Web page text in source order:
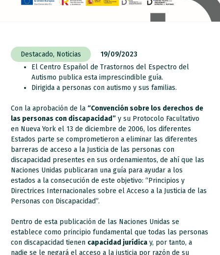
Destacado, Noticias
19/09/2023
El Centro Español de Trastornos del Espectro del
Autismo publica esta imprescindible guía.
Dirigida a personas con autismo y sus familias.
Con la aprobación de la “Convención sobre los derechos de
las personas con discapacidad” y su Protocolo Facultativo
en Nueva York el 13 de diciembre de 2006, los diferentes
Estados parte se comprometieron a eliminar las diferentes
barreras de acceso a la Justicia de las personas con
discapacidad presentes en sus ordenamientos, de ahí que las
Naciones Unidas publicaran una guía para ayudar a los
estados a la consecución de este objetivo: “Principios y
Directrices Internacionales sobre el Acceso a la Justicia de las
Personas con Discapacidad”.
Dentro de esta publicación de las Naciones Unidas se
establece como principio fundamental que todas las personas
con discapacidad tienen capacidad jurídica y, por tanto, a
nadie se le negará el acceso a la justicia por razón de su